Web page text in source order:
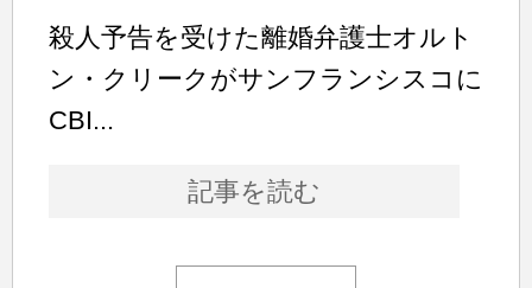
殺人予告を受けた離婚弁護士オルト
ン・クリークがサンフランシスコに
CBI...
記事を読む